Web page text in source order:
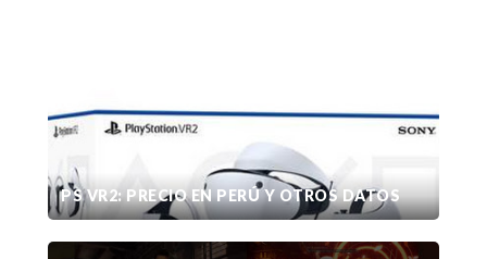
PS VR2: PRECIO EN PERÚ Y OTROS DATOS